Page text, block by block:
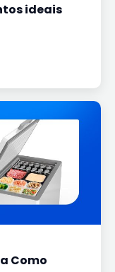
ideais
Como